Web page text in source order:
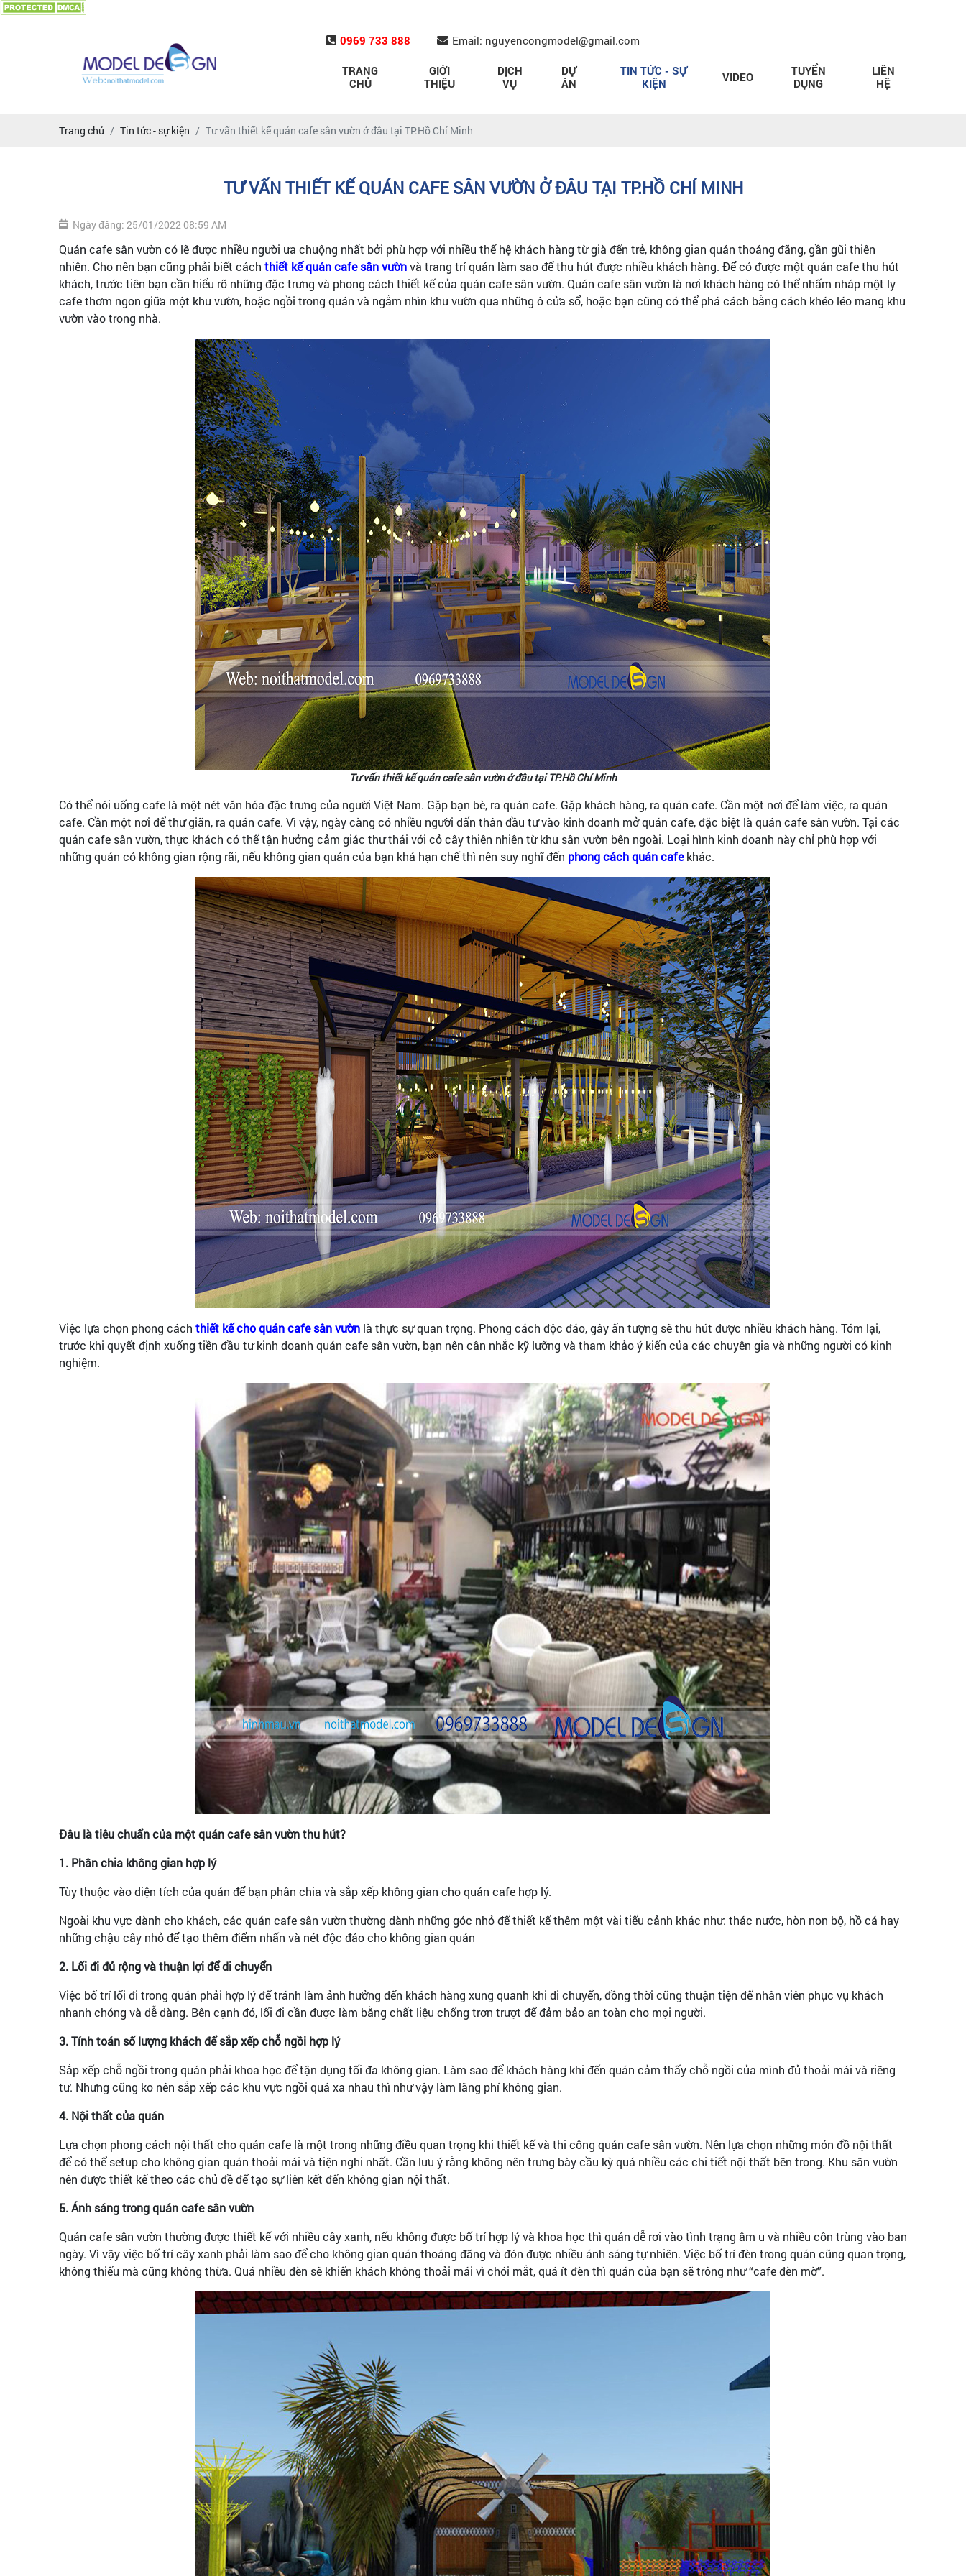
0969 733 888 Email: nguyencongmodel@gmail.com
TRANG
CHỦ
GIỚI
THIỆU
DỊCH
VỤ
DỰ
ÁN
TIN TỨC - SỰ
KIỆN
VIDEO
TUYỂN
DỤNG
LIÊN
HỆ
Trang chủ Tin tức - sự kiện Tư vấn thiết kế quán cafe sân vườn ở đâu tại TP.Hồ Chí Minh
TƯ VẤN THIẾT KẾ QUÁN CAFE SÂN VƯỜN Ở ĐÂU TẠI TP.HỒ CHÍ MINH
Ngày đăng: 25/01/2022 08:59 AM
Quán cafe sân vườn có lẽ được nhiều người ưa chuộng nhất bởi phù hợp với nhiều thế hệ khách hàng từ già đến trẻ, không gian quán thoáng đãng, gần gũi thiên
nhiên. Cho nên bạn cũng phải biết cách thiết kế quán cafe sân vườnvà trang trí quán làm sao để thu hút được nhiều khách hàng. Để có được một quán cafe thu hút
khách, trước tiên bạn cần hiểu rõ những đặc trưng và phong cách thiết kế của quán cafe sân vườn. Quán cafe sân vườn là nơi khách hàng có thể nhấm nháp một ly
cafe thơm ngon giữa một khu vườn, hoặc ngồi trong quán và ngắm nhìn khu vườn qua những ô cửa sổ, hoặc bạn cũng có thể phá cách bằng cách khéo léo mang khu
vườn vào trong nhà.
Tư vấn thiết kế quán cafe sân vườn ở đâu tại TP.Hồ Chí Minh
Có thể nói uống cafe là một nét văn hóa đặc trưng của người Việt Nam. Gặp bạn bè, ra quán cafe. Gặp khách hàng, ra quán cafe. Cần một nơi để làm việc, ra quán
cafe. Cần một nơi để thư giãn, ra quán cafe. Vì vậy, ngày càng có nhiều người dấn thân đầu tư vào kinh doanh mở quán cafe, đặc biệt là quán cafe sân vườn. Tại các
quán cafe sân vườn, thực khách có thể tận hưởng cảm giác thư thái với cỏ cây thiên nhiên từ khu sân vườn bên ngoài. Loại hình kinh doanh này chỉ phù hợp với
những quán có không gian rộng rãi, nếu không gian quán của bạn khá hạn chế thì nên suy nghĩ đến phong cách quán cafekhác.
Việc lựa chọn phong cách thiết kế cho quán cafe sân vườn là thực sự quan trọng. Phong cách độc đáo, gây ấn tượng sẽ thu hút được nhiều khách hàng. Tóm lại,
trước khi quyết định xuống tiền đầu tư kinh doanh quán cafe sân vườn, bạn nên cân nhắc kỹ lưỡng và tham khảo ý kiến của các chuyên gia và những người có kinh
nghiệm.
Đâu là tiêu chuẩn của một quán cafe sân vườn thu hút?
1. Phân chia không gian hợp lý
Tùy thuộc vào diện tích của quán để bạn phân chia và sắp xếp không gian cho quán cafe hợp lý.
Ngoài khu vực dành cho khách, các quán cafe sân vườn thường dành những góc nhỏ để thiết kế thêm một vài tiểu cảnh khác như: thác nước, hòn non bộ, hồ cá hay
những chậu cây nhỏ để tạo thêm điểm nhấn và nét độc đáo cho không gian quán
2. Lối đi đủ rộng và thuận lợi để di chuyển
Việc bố trí lối đi trong quán phải hợp lý để tránh làm ảnh hưởng đến khách hàng xung quanh khi di chuyển, đồng thời cũng thuận tiện để nhân viên phục vụ khách
nhanh chóng và dễ dàng. Bên cạnh đó, lối đi cần được làm bằng chất liệu chống trơn trượt để đảm bảo an toàn cho mọi người.
3. Tính toán số lượng khách để sắp xếp chỗ ngồi hợp lý
Sắp xếp chỗ ngồi trong quán phải khoa học để tận dụng tối đa không gian. Làm sao để khách hàng khi đến quán cảm thấy chỗ ngồi của mình đủ thoải mái và riêng
tư. Nhưng cũng ko nên sắp xếp các khu vực ngồi quá xa nhau thì như vậy làm lãng phí không gian.
4. Nội thất của quán
Lựa chọn phong cách nội thất cho quán cafe là một trong những điều quan trọng khi thiết kế và thi công quán cafe sân vườn. Nên lựa chọn những món đồ nội thất
để có thể setup cho không gian quán thoải mái và tiện nghi nhất. Cần lưu ý rằng không nên trưng bày cầu kỳ quá nhiều các chi tiết nội thất bên trong. Khu sân vườn
nên được thiết kế theo các chủ đề để tạo sự liên kết đến không gian nội thất.
5. Ánh sáng trong quán cafe sân vườn
Quán cafe sân vườn thường được thiết kế với nhiều cây xanh, nếu không được bố trí hợp lý và khoa học thì quán dễ rơi vào tình trạng âm u và nhiều côn trùng vào ban
ngày. Vì vậy việc bố trí cây xanh phải làm sao để cho không gian quán thoáng đãng và đón được nhiều ánh sáng tự nhiên. Việc bố trí đèn trong quán cũng quan trọng,
không thiếu mà cũng không thừa. Quá nhiều đèn sẽ khiến khách không thoải mái vì chói mắt, quá ít đèn thì quán của bạn sẽ trông như “cafe đèn mờ”.